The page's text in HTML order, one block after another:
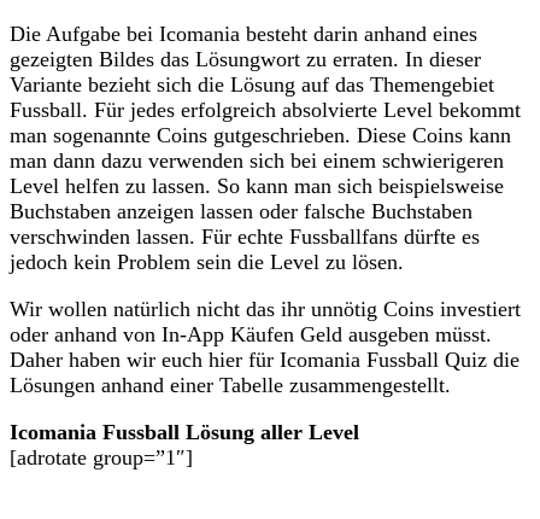
Die Aufgabe bei Icomania besteht darin anhand eines
gezeigten Bildes das Lösungwort zu erraten. In dieser
Variante bezieht sich die Lösung auf das Themengebiet
Fussball. Für jedes erfolgreich absolvierte Level bekommt
man sogenannte Coins gutgeschrieben. Diese Coins kann
man dann dazu verwenden sich bei einem schwierigeren
Level helfen zu lassen. So kann man sich beispielsweise
Buchstaben anzeigen lassen oder falsche Buchstaben
verschwinden lassen. Für echte Fussballfans dürfte es
jedoch kein Problem sein die Level zu lösen.
Wir wollen natürlich nicht das ihr unnötig Coins investiert
oder anhand von In-App Käufen Geld ausgeben müsst.
Daher haben wir euch hier für Icomania Fussball Quiz die
Lösungen anhand einer Tabelle zusammengestellt.
Icomania Fussball Lösung aller Level
[adrotate group=”1″]